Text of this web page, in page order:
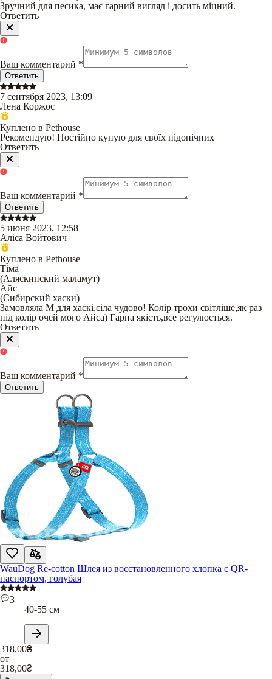
Зручний для песика, має гарний вигляд і досить міцний.
Ответить
Ваш комментарий *
Ответить
7 сентября 2023, 13:09
Лена Коржос
Куплено в Pethouse
Рекомендую! Постійно купую для своїх підопічних
Ответить
Ваш комментарий *
Ответить
5 июня 2023, 12:58
Аліса Войтович
Куплено в Pethouse
Тіма
(Аляскинский маламут)
Айс
(Сибирский хаски)
Замовляла М для хаскі,сіла чудово! Колір трохи світліше,як раз
під колір очей мого Айса) Гарна якість,все регулюється.
Ответить
Ваш комментарий *
Ответить
WauDog Re-cotton Шлея из восстановленного хлопка с QR-
паспортом, голубая
3
40-55 см
318,00₴
от
318,00₴